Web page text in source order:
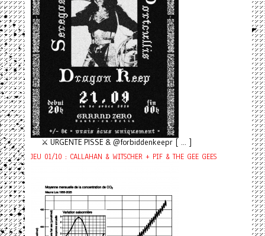
⚔️ URGENTE PISSE & @forbiddenkeepr [ ... ]
JEU 01/10 : CALLAHAN & WITSCHER + PIF & THE GEE GEES